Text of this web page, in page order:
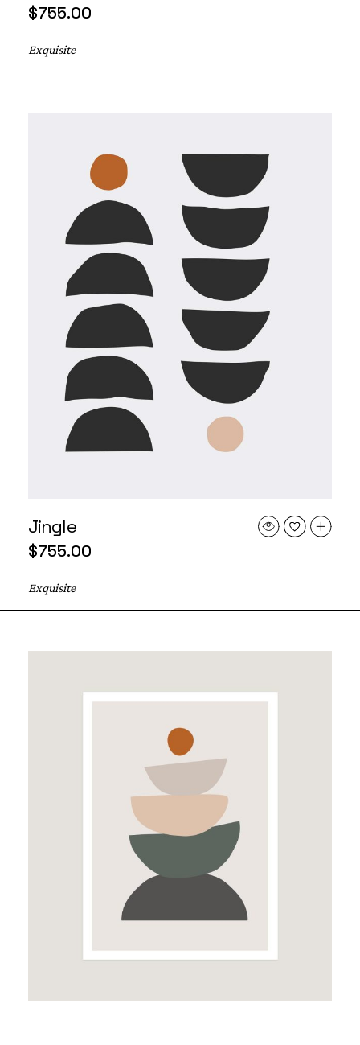
$755.00
Exquisite
Jingle
$755.00
Exquisite